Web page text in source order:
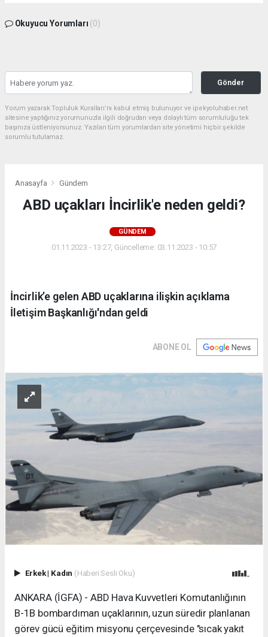
Okuyucu Yorumları (0)
Gönder
Yorum yazarak Topluluk Kuralları’nı kabul etmiş bulunuyor ve ipekyoluhaber.net
sitesine yaptığınız yorumunuzla ilgili doğrudan veya dolaylı tüm sorumluluğu tek
başınıza üstleniyorsunuz. Yazılan tüm yorumlardan site yönetimi hiçbir şekilde
sorumlu tutulamaz.
Anasayfa Gündem
ABD uçakları İncirlik'e neden geldi?
GÜNDEM
01.11.2023 - 13:27, Güncelleme: 03.11.2023 - 10:57
İncirlik’e gelen ABD uçaklarına ilişkin açıklama
İletişim Başkanlığı'ndan geldi
ABONE OL
Erkek| Kadın (Haberi Sesli Oku)
ANKARA (İGFA) - ABD Hava Kuvvetleri Komutanlığının
B-1B bombardıman uçaklarının, uzun süredir planlanan
görev gücü eğitim misyonu çerçevesinde "sıcak yakıt